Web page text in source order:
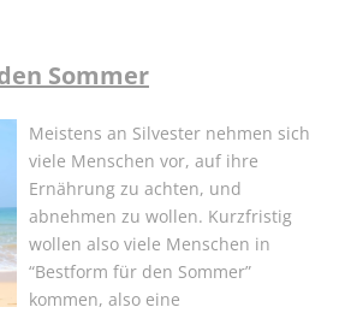
Sommer
Meistens an Silvester nehmen sich
viele Menschen vor, auf ihre
Ernährung zu achten, und
abnehmen zu wollen. Kurzfristig
wollen also viele Menschen in
“Bestform für den Sommer”
kommen, also eine